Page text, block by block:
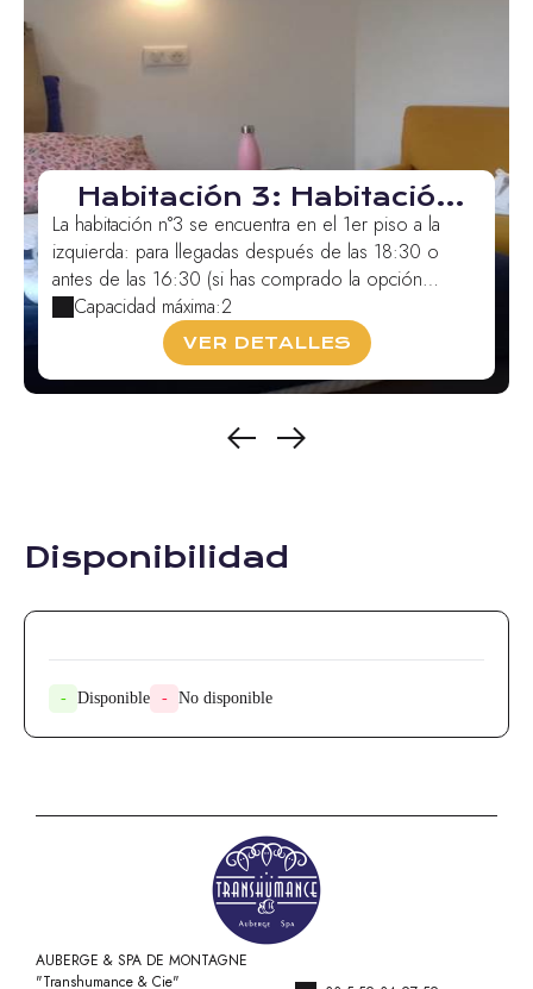
Habitación 3: Habitación
doble o con dos camas
individuales Bugada
La habitación n°3 se encuentra en el 1er piso a la
izquierda: para llegadas después de las 18:30 o
antes de las 16:30 (si has comprado la opción
"Lleg...
Capacidad máxima:2
VER DETALLES
Disponibilidad
- Disponible - No disponible
AUBERGE & SPA DE MONTAGNE
"Transhumance & Cie"